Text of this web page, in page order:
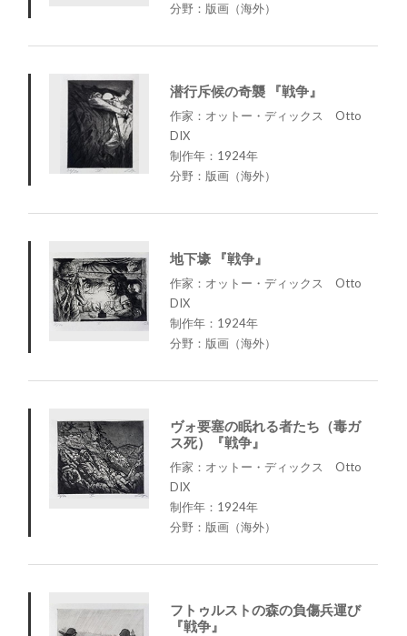
分野：版画（海外）
潜行斥候の奇襲 『戦争』
作家：オットー・ディックス Otto
DIX
制作年：1924年
分野：版画（海外）
地下壕 『戦争』
作家：オットー・ディックス Otto
DIX
制作年：1924年
分野：版画（海外）
ヴォ要塞の眠れる者たち（毒ガ
ス死）『戦争』
作家：オットー・ディックス Otto
DIX
制作年：1924年
分野：版画（海外）
フトゥルストの森の負傷兵運び
『戦争』